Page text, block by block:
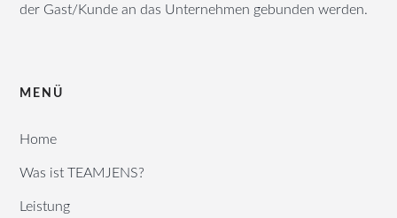
der Gast/Kunde an das Unternehmen gebunden werden.
MENÜ
Home
Was ist TEAMJENS?
Leistung